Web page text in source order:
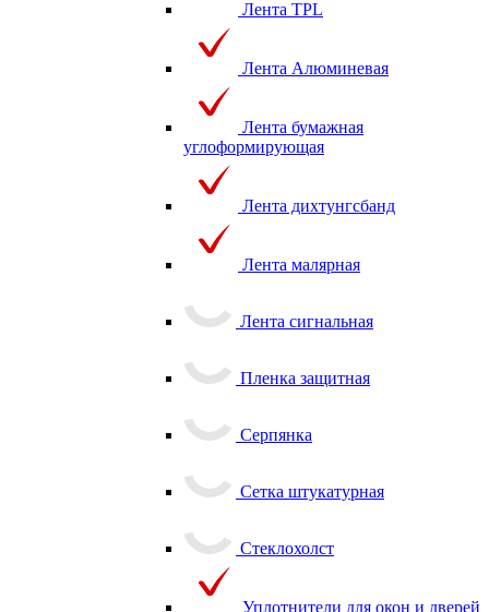
Лента TPL
Лента Алюминевая
Лента бумажная
углоформирующая
Лента дихтунгсбанд
Лента малярная
Лента сигнальная
Пленка защитная
Серпянка
Сетка штукатурная
Стеклохолст
Уплотнители для окон и дверей